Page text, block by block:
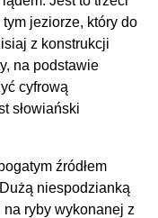
jeziorze, który do
z konstrukcji
na podstawie
cyfrową
słowiański
źródłem
niespodzianką
na ryby wykonanej z